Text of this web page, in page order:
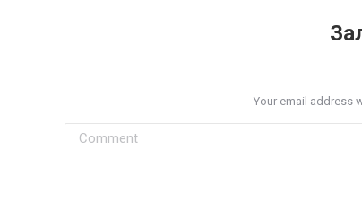
Your email address
Comment